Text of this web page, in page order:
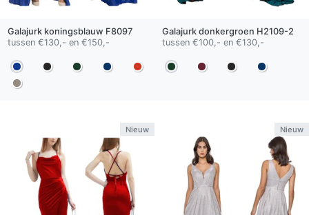
Galajurk koningsblauw F8097
tussen €130,- en €150,-
Galajurk donkergroen H2109-2
tussen €100,- en €130,-
Nieuw Nieuw